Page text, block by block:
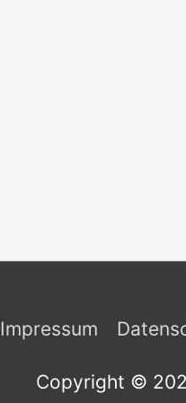
Impressum
Copyright ©